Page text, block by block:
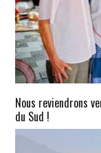
Nous reviendrons
du Sud !